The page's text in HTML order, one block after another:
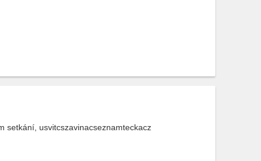
setkání, usvitcszavinacseznamteckacz